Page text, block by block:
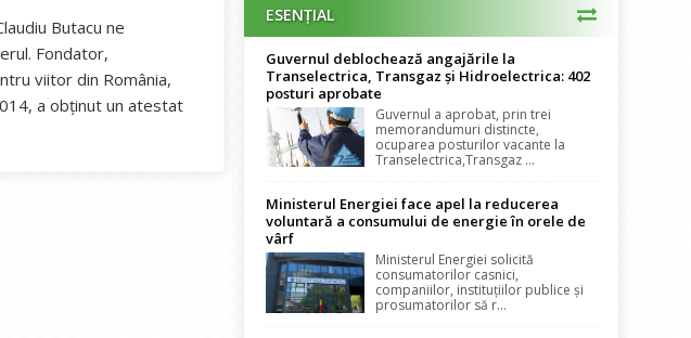
Butacu ne
Fondator,
viitor din România,
a obținut un atestat
te învață șantierul: „Cele mai bune lecții de leadership le-am învățat cu mâinile murdare…
ESENȚIAL
Guvernul deblochează angajările la
Transelectrica, Transgaz și Hidroelectrica: 402
posturi aprobate
Guvernul a aprobat, prin trei
memorandumuri distincte,
ocuparea posturilor vacante la
Transelectrica,Transgaz ...
Ministerul Energiei face apel la reducerea
voluntară a consumului de energie în orele de
vârf
Ministerul Energiei solicită
consumatorilor casnici,
companiilor, instituțiilor publice și
prosumatorilor să r...